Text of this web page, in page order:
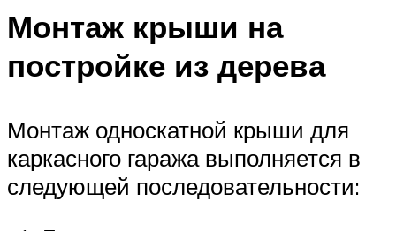
Монтаж крыши на
постройке из дерева
Монтаж односкатной крыши для
каркасного гаража выполняется в
следующей последовательности: